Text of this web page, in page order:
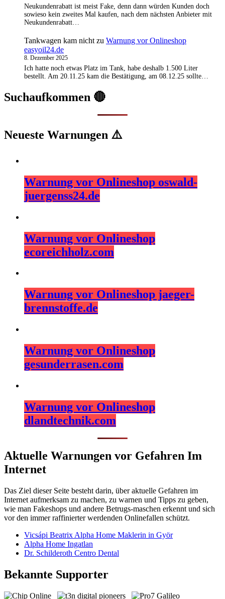
Neukundenrabatt ist meist Fake, denn dann würden Kunden doch
sowieso kein zweites Mal kaufen, nach dem nächsten Anbieter mit
Neukundenrabatt…
Tankwagen kam nicht zu Warnung vor Onlineshop
easyoil24.de
8. Dezember 2025
Ich hatte noch etwas Platz im Tank, habe deshalb 1.500 Liter
bestellt. Am 20.11.25 kam die Bestätigung, am 08.12.25 sollte…
Suchaufkommen 🔴
Neueste Warnungen ⚠️
Warnung vor Onlineshop oswald-
juergenss24.de
Warnung vor Onlineshop
ecoreichholz.com
Warnung vor Onlineshop jaeger-
brennstoffe.de
Warnung vor Onlineshop
gesunderrasen.com
Warnung vor Onlineshop
dlandtechnik.com
Aktuelle Warnungen vor Gefahren Im
Internet
Das Ziel dieser Seite besteht darin, über aktuelle Gefahren im
Internet aufmerksam zu machen, zu warnen und Tipps zu geben,
wie man Fakeshops und andere Betrugs-maschen erkennt und sich
vor den immer raffinierter werdenden Onlinefallen schützt.
Vicsápi Beatrix Alpha Home Maklerin in Györ
Alpha Home Ingatlan
Dr. Schilderoth Centro Dental
Bekannte Supporter